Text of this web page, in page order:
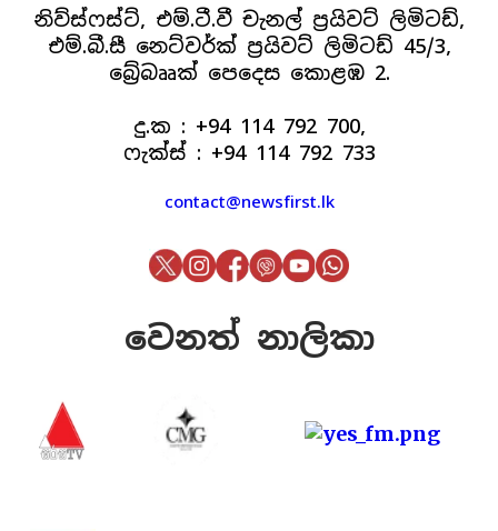
නිව්ස්ෆස්ට්, එම්.ටී.වී චැනල් ප්‍රයිවට් ලිමිටඩ්,
එම්.බී.සී නෙට්වර්ක් ප්‍රයිවට් ලිමිටඩ් 45/3,
බ්‍රේබෲක් පෙදෙස කොළඹ 2.
දු.ක : +94 114 792 700,
ෆැක්ස් : +94 114 792 733
contact@newsfirst.lk
වෙනත් නාලිකා